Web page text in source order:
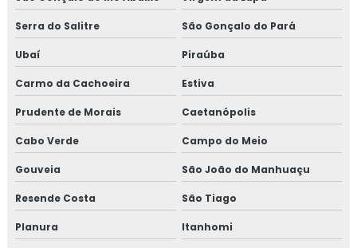
Serra do Salitre São Gonçalo do Pará
Ubaí Piraúba
Carmo da Cachoeira Estiva
Prudente de Morais Caetanópolis
Cabo Verde Campo do Meio
Gouveia São João do Manhuaçu
Resende Costa São Tiago
Planura Itanhomi